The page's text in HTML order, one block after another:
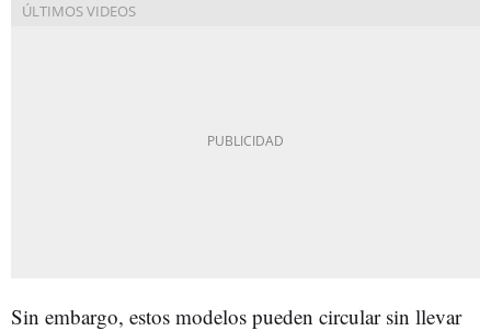
Sin embargo, estos modelos pueden circular sin llevar